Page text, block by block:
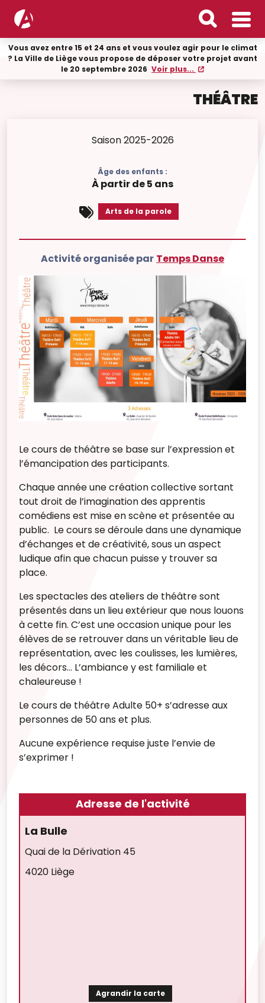
Vous avez entre 15 et 24 ans et vous voulez agir pour le climat
? La Ville de Liège vous propose de déposer votre projet avant
le 20 septembre 2026 Voir plus...
THÉÂTRE
Saison 2025-2026
Âge des enfants :
À partir de 5 ans
Arts de la parole
Activité organisée par Temps Danse
Le cours de théâtre se base sur l’expression et
l’émancipation des participants.
Chaque année une création collective sortant
tout droit de l’imagination des apprentis
comédiens est mise en scène et présentée au
public. Le cours se déroule dans une dynamique
d’échanges et de créativité, sous un aspect
ludique afin que chacun puisse y trouver sa
place.
Les spectacles des ateliers de théâtre sont
présentés dans un lieu extérieur que nous louons
à cette fin. C’est une occasion unique pour les
élèves de se retrouver dans un véritable lieu de
représentation, avec les coulisses, les lumières,
les décors… L’ambiance y est familiale et
chaleureuse !
Le cours de théâtre Adulte 50+ s’adresse aux
personnes de 50 ans et plus.
Aucune expérience requise juste l’envie de
s’exprimer !
Adresse de l'activité
La Bulle
Quai de la Dérivation 45
4020 Liège
Agrandir la carte